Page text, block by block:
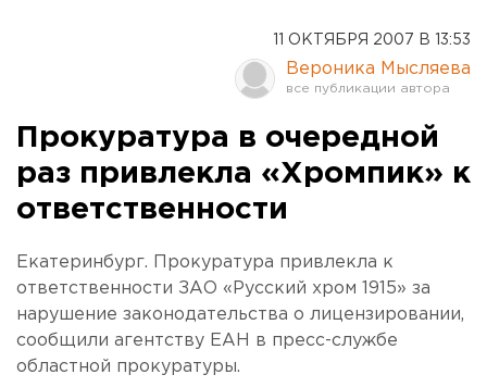
11 ОКТЯБРЯ 2007 В 13:53
Вероника Мысляева
Прокуратура в очередной
раз привлекла «Хромпик» к
ответственности
Екатеринбург. Прокуратура привлекла к
ответственности ЗАО «Русский хром 1915» за
нарушение законодательства о лицензировании,
сообщили агентству ЕАН в пресс-службе
областной прокуратуры.